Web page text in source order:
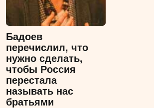
Бадоев
перечислил, что
нужно сделать,
чтобы Россия
перестала
называть нас
братьями